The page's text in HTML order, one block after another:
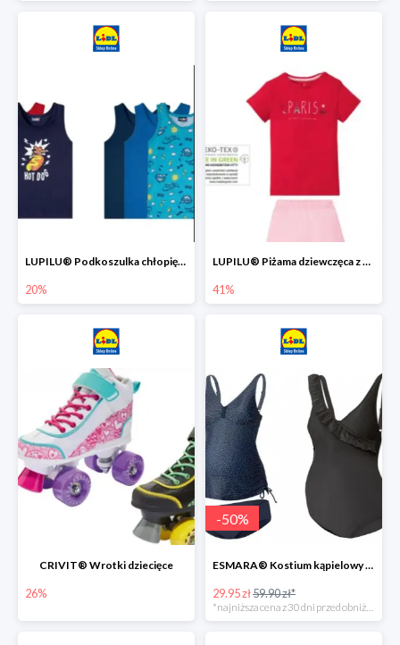
LUPILU® Podkoszulka chłopięca z bawełny -20%
20%
LUPILU® Piżama dziewczęca z bawełny -41%
41%
CRIVIT® Wrotki dziecięce
26%
-50%
ESMARA® Kostium kąpielowy ciążowy lub tankini ciążowe -50%
29.95 zł59.90 zł*